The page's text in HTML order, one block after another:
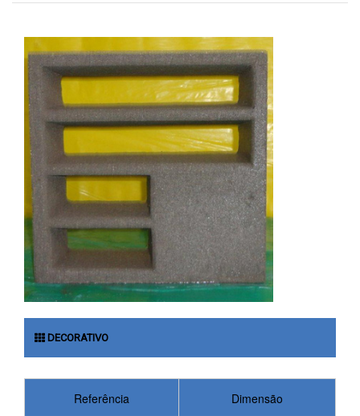
DECORATIVO
Referência Dimensão